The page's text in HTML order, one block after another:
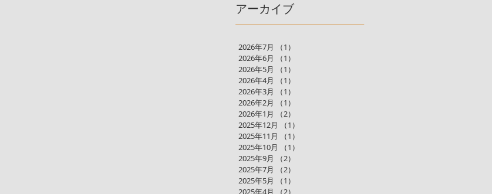
アーカイブ
2026年7月 （1）
2026年6月
（1）
2026年5月
（1）
2026年4月
（1）
2026年3月
（1）
2026年2月
（1）
2026年1月
（2）
2025年12月
（1）
2025年11月
（1）
2025年10月
（1）
2025年9月
（2）
2025年7月
（2）
2025年5月
（1）
2025年4月
（2）